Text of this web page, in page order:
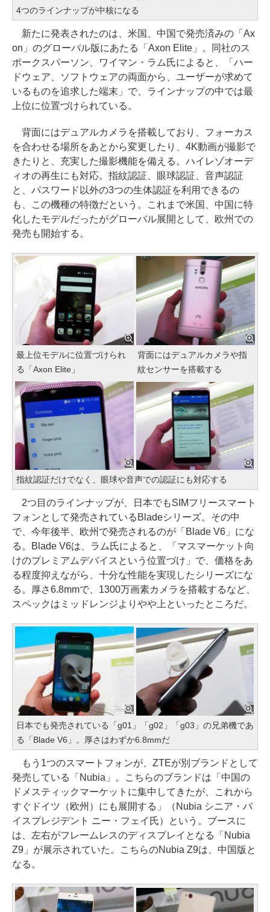
4つのラインナップが中核になる
新たに発表されたのは、米国、中国で発売済みの「Ax
on」のグローバル版にあたる「Axon Elite」。同社のス
ポークスパーソン、ワイマン・ラム氏によると、「ハー
ドウェア、ソフトウェアの両面から、ユーザーが求めて
いるものを追求した端末」で、ラインナップの中では最
上位に位置づけられている。
背面にはデュアルカメラを搭載しており、フォーカス
を合わせる場所をあとから変更したり、4K動画が撮影で
きたりと、充実した撮影機能を備える。ハイレゾオーデ
ィオの再生にも対応。指紋認証、眼球認証、音声認証
と、パスワード以外の3つの生体認証を利用できるの
も、この機種の特徴だという。これまで米国、中国に特
化したモデルだったがグローバル展開として、欧州での
発売も開始する。
最上位モデルに位置づけられ
る「Axon Elite」
背面にはデュアルカメラや指
紋センサーを搭載する
指紋認証だけでなく、眼球や音声での認証にも対応する
2つ目のラインナップが、日本でもSIMフリースマート
フォンとして発売されているBladeシリーズ。その中
で、今年後半、欧州で発売されるのが「Blade V6」にな
る。Blade V6は、ラム氏によると、「マスマーケット向
けのプレミアムデバイスという位置づけ」で、価格をあ
る程度抑えながら、十分な性能を実現したシリーズにな
る。厚さ6.8mmで、1300万画素カメラを搭載するなど、
スペックはミッドレンジよりやや上といったところだ。
日本でも発売されている「g01」「g02」「g03」の兄弟機であ
る「Blade V6」。厚さはわずか6.8mmだ
もう1つのスマートフォンが、ZTEが別ブランドとして
発売している「Nubia」。こちらのブランドは「中国の
ドメスティックマーケットに集中してきたが、これから
すぐドイツ（欧州）にも展開する」（Nubia シニア・バ
イスプレジデント ニー・フェイ氏）という。ブースに
は、左右がフレームレスのディスプレイとなる「Nubia
Z9」が展示されていた。こちらのNubia Z9は、中国版と
なる。